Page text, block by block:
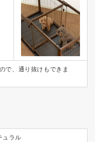
で、通り抜けもできま
ュラル